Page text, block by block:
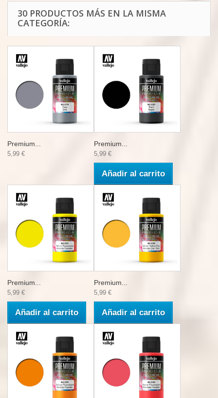
30 PRODUCTOS MÁS EN LA MISMA
CATEGORÍA:
Premium...
5,99 €
Premium...
5,99 €
Añadir al carrito
Premium...
5,99 €
Añadir al carrito
Premium...
5,99 €
Añadir al carrito